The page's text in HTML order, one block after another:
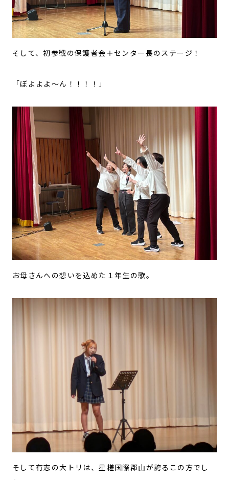
そして、初参戦の保護者会＋センター長のステージ！
「ぼよよよ～ん！！！！」
お母さんへの想いを込めた１年生の歌。
そして有志の大トリは、星槎国際郡山が誇るこの方でし